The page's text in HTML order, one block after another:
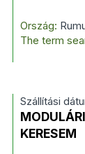
Ország:
The term
Szállítási
KERESEM